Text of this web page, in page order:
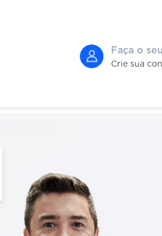
Faça o
Crie sua